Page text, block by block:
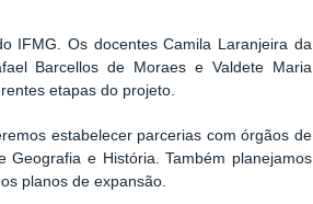
IFMG. Os docentes Camila Laranjeira da
Barcellos de Moraes e Valdete Maria
etapas do projeto.
estabelecer parcerias com órgãos de
e História. Também planejamos
planos de expansão.